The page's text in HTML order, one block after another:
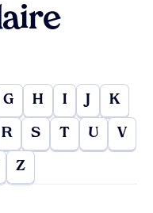
G H I J K
R S T U V
Z